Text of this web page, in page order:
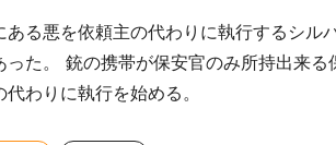
ある悪を依頼主の代わりに執行するシル
った。 銃の携帯が保安官のみ所持出来る
わりに執行を始める。